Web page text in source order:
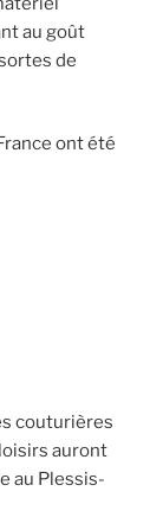
au goût
de
ont été
couturières
auront
au Plessis-